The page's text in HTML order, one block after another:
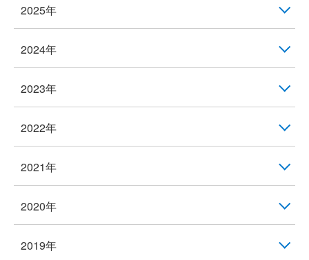
2025年
2024年
2023年
2022年
2021年
2020年
2019年